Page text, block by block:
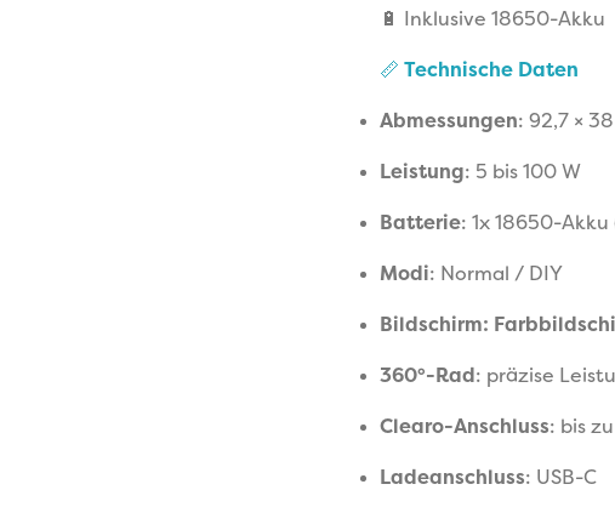
🔋 Inklusive 18650-Akku
📏 Technische Daten
Abmessungen: 92,7 ×
Leistung: 5 bis 100 W
Batterie: 1x 18650-
Modi: Normal / DIY
Bildschirm:
360°-Rad: präzise
Clearo-Anschluss: bis
Ladeanschluss: USB-C